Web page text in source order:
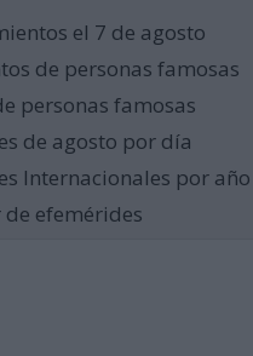
el 7 de agosto
de personas famosas
personas famosas
de agosto por día
Internacionales por año
efemérides